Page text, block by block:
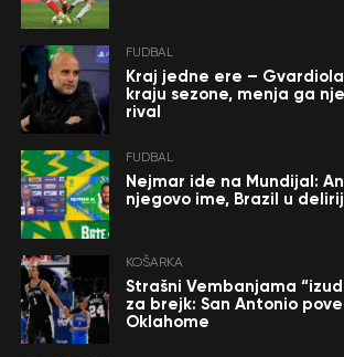
FUDBAL
Kraj jedne ere –
kraju sezone, menja ga
rival
FUDBAL
Nejmar ide na Mundijal:
njegovo ime, Brazil u
KOŠARKA
Strašni Vembanjama
za brejk: San Antonio
Oklahome